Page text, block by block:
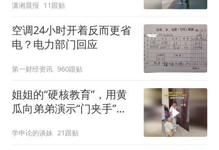
潇湘晨报 11跟贴
空调24小时开着反而更省
电？电力部门回应
第一财经资讯 960跟贴
姐姐的“硬核教育”，用黄
瓜向弟弟演示“门夹手”，
教！
学申论的谈妹 21跟贴